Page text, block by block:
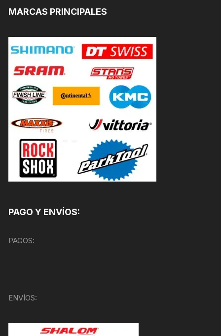
MARCAS PRINCIPALES
PAGO Y ENVÍOS:
PAGOS:
ENVÍOS: